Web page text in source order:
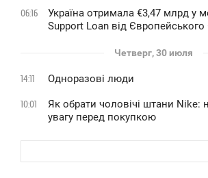
06:16
Україна отримала €3,47 млрд у
Support Loan від
Четверг, 30 июля
14:11 Одноразові люди
10:01
Як обрати чоловічі штани Nike:
увагу перед покупкою